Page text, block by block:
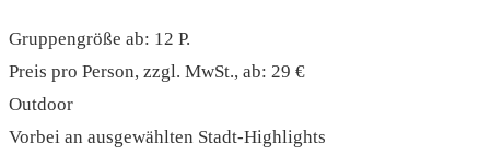
Gruppengröße ab: 12 P.
Preis pro Person, zzgl. MwSt., ab: 29 €
Outdoor
Vorbei an ausgewählten Stadt-Highlights